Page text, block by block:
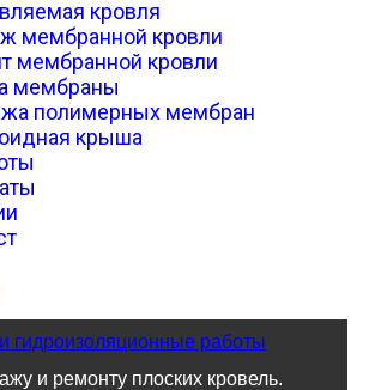
кровля
мембранной кровли
мембранной кровли
мембраны
полимерных мембран
крыша
и ремонту плоских кровель.